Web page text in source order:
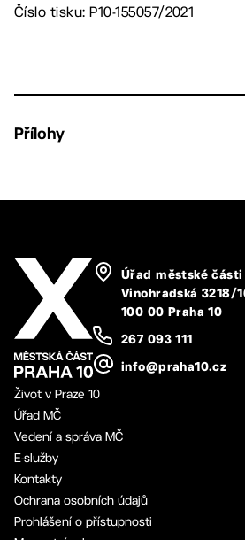
Číslo tisku: P10-155057/2021
Přílohy
Úřad městské části
Vinohradská 3218/
100 00 Praha 10
267 093 111
info@praha10.cz
Život v Praze 10
Úřad MČ
Vedení a správa MČ
E-služby
Kontakty
Ochrana osobních údajů
Prohlášení o přístupnosti